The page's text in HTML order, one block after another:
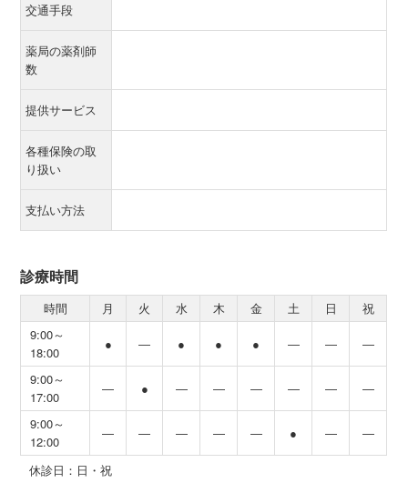
交通手段
薬局の薬剤師
数
提供サービス
各種保険の取
り扱い
支払い方法
診療時間
時間 月 火 水 木 金 土 日
祝
9:00～
18:00
● ― ● ● ● ― ― ―
9:00～
17:00
― ● ― ― ― ― ― ―
9:00～
12:00
― ― ― ― ― ● ― ―
休診日：日・祝